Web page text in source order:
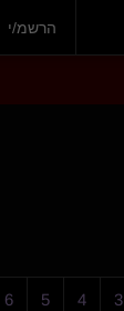
הרשמ/י
3
4
5
6